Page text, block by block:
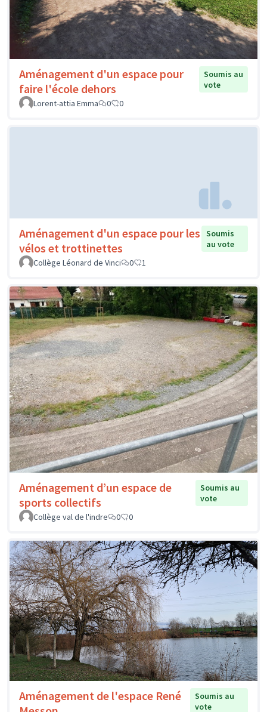
Aménagement d'un espace pour
faire l'école dehors
Soumis au
vote
Lorent-attia Emma
0 0
Aménagement d'un espace pour les
vélos et trottinettes
Soumis
au vote
Collège Léonard de Vinci
0 1
Aménagement d’un espace de
sports collectifs
Soumis au
vote
Collège val de l'indre
0 0
Aménagement de l'espace René
Soumis au
vote